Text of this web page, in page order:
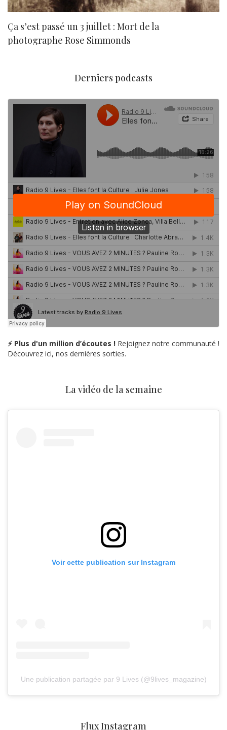
Ça s’est passé un 3 juillet : Mort de la
photographe Rose Simmonds
Derniers podcasts
⚡ Plus d'un million d’écoutes ! Rejoignez notre communauté !
Découvrez ici, nos dernières sorties.
La vidéo de la semaine
Voir cette publication sur Instagram
Une publication partagée par 9 Lives (@9lives_magazine)
Flux Instagram